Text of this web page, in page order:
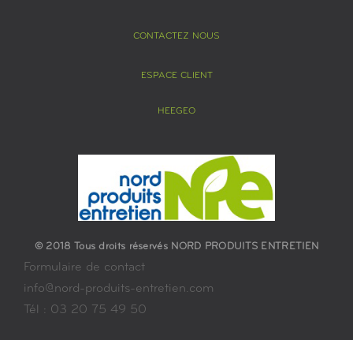
CONTACTEZ NOUS
ESPACE CLIENT
HEEGEO
© 2018 Tous droits réservés NORD PRODUITS ENTRETIEN
Formulaire de contact
info@nord-produits-entretien.com
Tél : 03 20 75 49 50